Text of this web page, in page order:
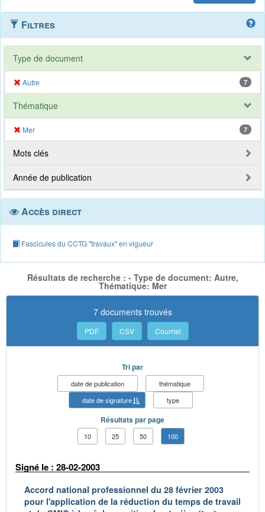
Filtres
Type de document
Autre 7
Thématique
Mer 7
Mots clés
Année de publication
Accès direct
Fascicules du CCTG "travaux" en vigueur
Résultats de recherche : - Type de document: Autre,
Thématique: Mer
7 documents trouvés
PDF CSV Courriel
Tri par
date de publication
thématique
date de signature
type
Résultats par page
10 25 50 100
Signé le : 28-02-2003
Accord national professionnel du 28 février 2003
pour l'application de la réduction du temps de travail